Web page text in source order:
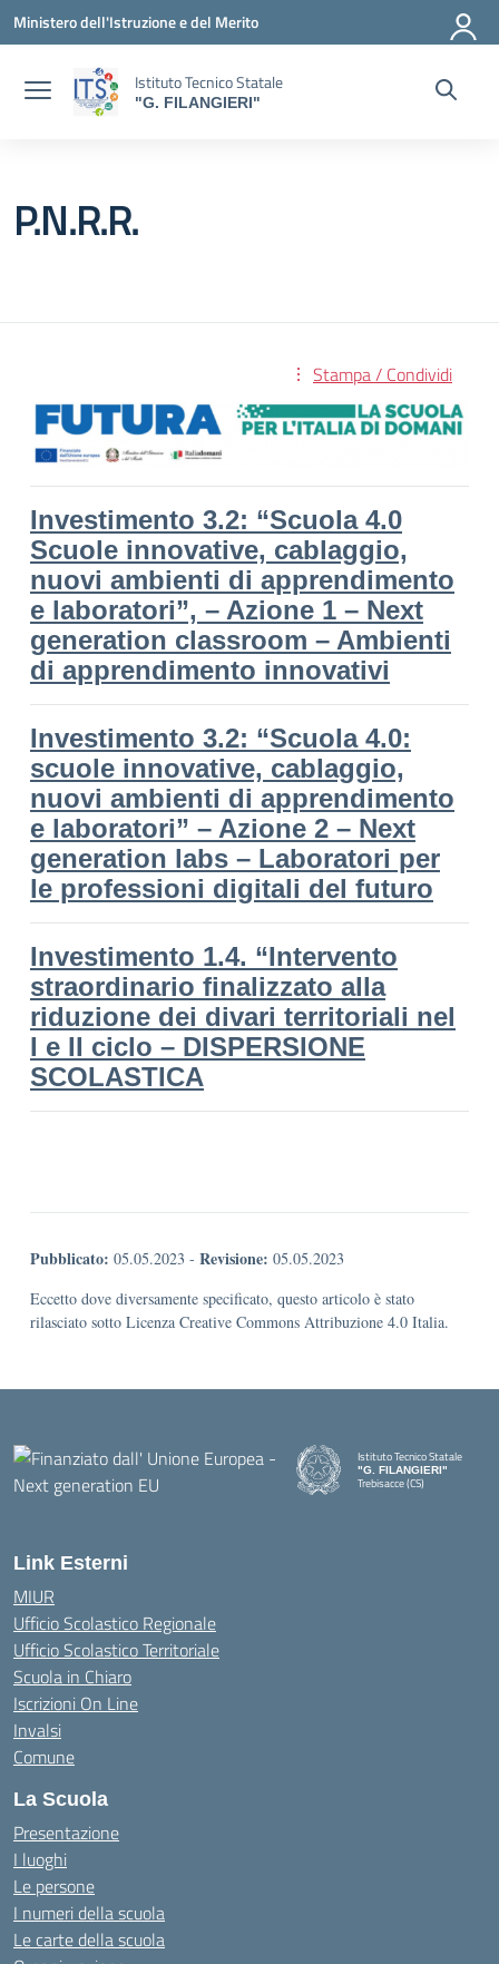
Vai ai contenuti
Vai al menu di navigazione
Vai al footer
Ministero dell'Istruzione e del Merito
Istituto Tecnico Statale
"G. FILANGIERI"
P.N.R.R.
Stampa / Condividi
Investimento 3.2: “Scuola 4.0
Scuole innovative, cablaggio,
nuovi ambienti di apprendimento
e laboratori”, – Azione 1 – Next
generation classroom – Ambienti
di apprendimento innovativi
Investimento 3.2: “Scuola 4.0:
scuole innovative, cablaggio,
nuovi ambienti di apprendimento
e laboratori” – Azione 2 – Next
generation labs – Laboratori per
le professioni digitali del futuro
Investimento 1.4. “Intervento
straordinario finalizzato alla
riduzione dei divari territoriali nel
I e II ciclo – DISPERSIONE
SCOLASTICA
Pubblicato: 05.05.2023 - Revisione: 05.05.2023
Eccetto dove diversamente specificato, questo articolo è stato
rilasciato sotto Licenza Creative Commons Attribuzione 4.0 Italia.
Istituto Tecnico Statale
"G. FILANGIERI"
Trebisacce (CS)
Link Esterni
MIUR
Ufficio Scolastico Regionale
Ufficio Scolastico Territoriale
Scuola in Chiaro
Iscrizioni On Line
Invalsi
Comune
La Scuola
Presentazione
I luoghi
Le persone
I numeri della scuola
Le carte della scuola